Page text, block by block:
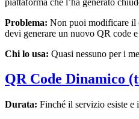
Problema: Non puoi modificare il
devi generare un nuovo QR code
Chi lo usa: Quasi nessuno per i
QR Code Dinamico
Durata: Finché il servizio esiste e